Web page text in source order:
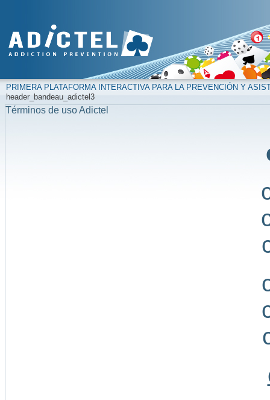
PRIMERA PLATAFORMA INTERACTIVA PARA LA PREVENCIÓN Y
header_bandeau_adictel3
Términos de uso Adictel